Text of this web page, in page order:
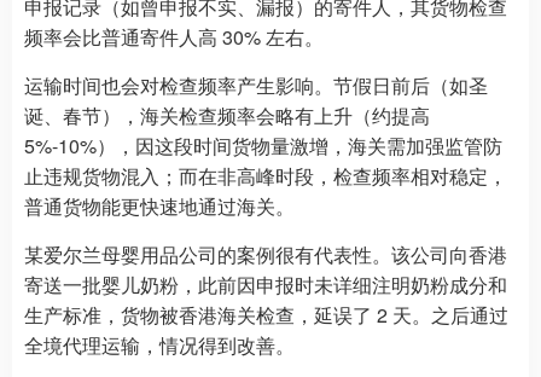
申报记录（如曾申报不实、漏报）的寄件人，其货物检查
频率会比普通寄件人高 30% 左右。
运输时间也会对检查频率产生影响。节假日前后（如圣
诞、春节），海关检查频率会略有上升（约提高
5%-10%），因这段时间货物量激增，海关需加强监管防
止违规货物混入；而在非高峰时段，检查频率相对稳定，
普通货物能更快速地通过海关。
某爱尔兰母婴用品公司的案例很有代表性。该公司向香港
寄送一批婴儿奶粉，此前因申报时未详细注明奶粉成分和
生产标准，货物被香港海关检查，延误了 2 天。之后通过
全境代理运输，情况得到改善。